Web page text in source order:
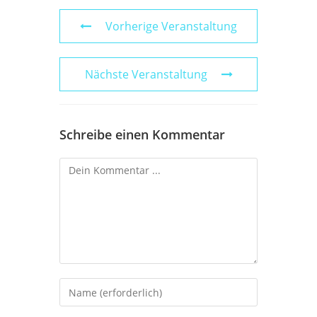
Vorherige Veranstaltung
Nächste Veranstaltung
Schreibe einen Kommentar